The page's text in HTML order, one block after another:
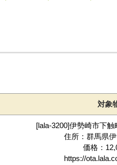
対象
[lala-3200]伊勢崎市下
住所：群馬県
価格：
https://